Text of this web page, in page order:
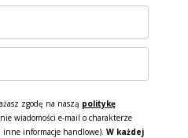
zgodę na naszą politykę
wiadomości e-mail o charakterze
informacje handlowe). W każdej